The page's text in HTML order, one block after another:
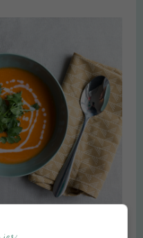
met kokosmelk